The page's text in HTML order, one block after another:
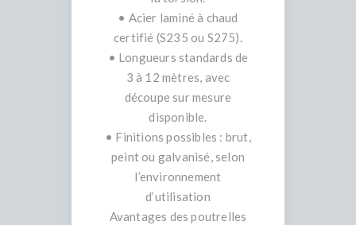
• Acier laminé à chaud
certifié (S235 ou S275).
• Longueurs standards de
3 à 12 mètres, avec
découpe sur mesure
disponible.
• Finitions possibles : brut,
peint ou galvanisé, selon
l’environnement
d’utilisation
Avantages des poutrelles